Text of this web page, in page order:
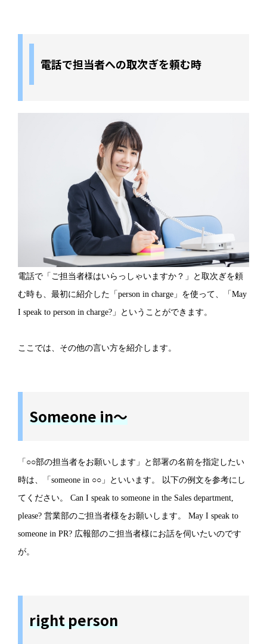
電話で担当者への取次ぎを頼む時
電話で「ご担当者様はいらっしゃいますか？」と取次ぎを頼
む時も、最初に紹介した「person in charge」を使って、「May
I speak to person in charge?」ということができます。
ここでは、その他の言い方を紹介します。
Someone in～
「○○部の担当者をお願いします」と部署の名前を指定したい
時は、「someone in ○○」といいます。 以下の例文を参考にし
てください。 Can I speak to someone in the Sales department,
please? 営業部のご担当者様をお願いします。 May I speak to
someone in PR? 広報部のご担当者様にお話を伺いたいのです
が。
right person